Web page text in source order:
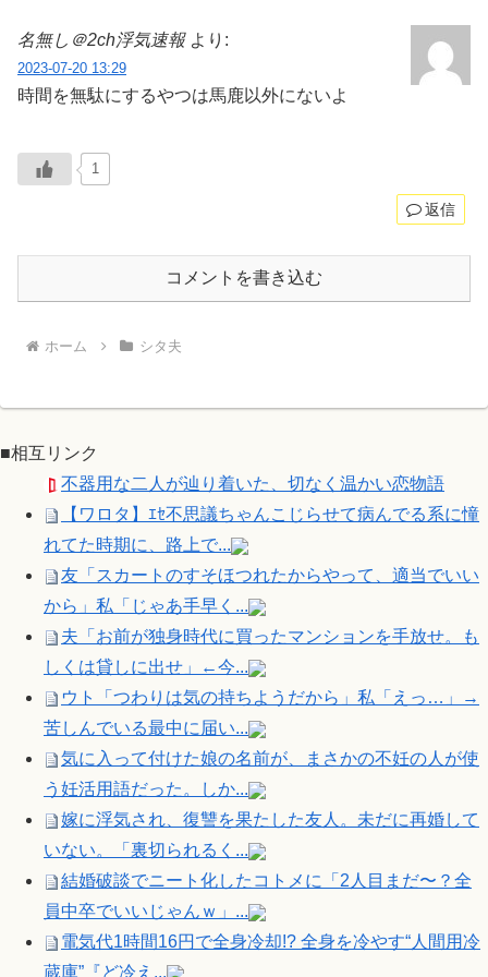
名無し＠2ch浮気速報 より:
2023-07-20 13:29
時間を無駄にするやつは馬鹿以外にないよ
1
返信
コメントを書き込む
ホーム シタ夫
■相互リンク
不器用な二人が辿り着いた、切なく温かい恋物語
【ワロタ】ｴｾ不思議ちゃんこじらせて病んでる系に憧
れてた時期に、路上で...
友「スカートのすそほつれたからやって、適当でいい
から」私「じゃあ手早く...
夫「お前が独身時代に買ったマンションを手放せ。も
しくは貸しに出せ」←今...
ウト「つわりは気の持ちようだから」私「えっ…」→
苦しんでいる最中に届い...
気に入って付けた娘の名前が、まさかの不妊の人が使
う妊活用語だった。しか...
嫁に浮気され、復讐を果たした友人。未だに再婚して
いない。「裏切られるく...
結婚破談でニート化したコトメに「2人目まだ〜？全
員中卒でいいじゃんｗ」...
電気代1時間16円で全身冷却!? 全身を冷やす“人間用冷
蔵庫”『ど冷え...